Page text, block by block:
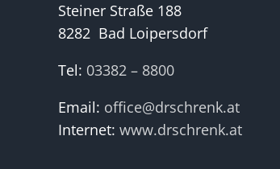
Steiner Straße 188
8282 Bad Loipersdorf
Tel: 03382 – 8800
Email: office@drschrenk.at
Internet: www.drschrenk.at